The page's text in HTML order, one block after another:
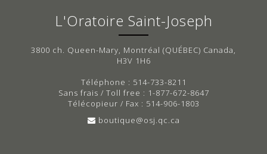
L'Oratoire Saint-Joseph
3800 ch. Queen-Mary, Montréal (QUÉBEC) Canada,
H3V 1H6
Téléphone : 514-733-8211
Sans frais / Toll free : 1-877-672-8647
Télécopieur / Fax : 514-906-1803
boutique@osj.qc.ca